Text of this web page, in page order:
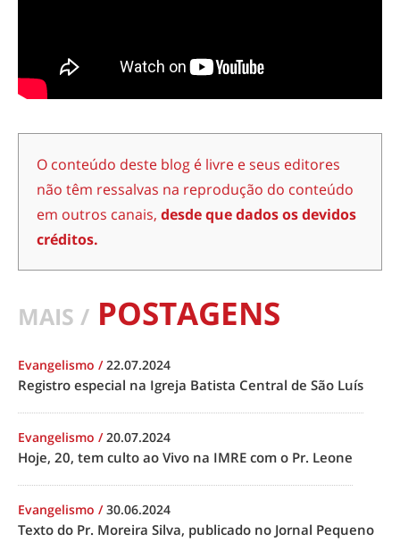
O conteúdo deste blog é livre e seus editores
não têm ressalvas na reprodução do conteúdo
em outros canais, desde que dados os devidos
créditos.
MAIS / POSTAGENS
Evangelismo /22.07.2024
Registro especial na Igreja Batista Central de São Luís
Evangelismo /20.07.2024
Hoje, 20, tem culto ao Vivo na IMRE com o Pr. Leone
Evangelismo /30.06.2024
Texto do Pr. Moreira Silva, publicado no Jornal Pequeno